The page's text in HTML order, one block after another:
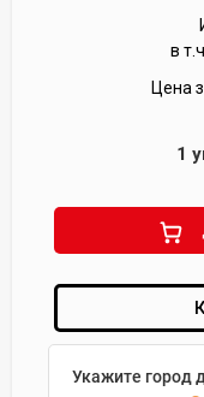
в
Цена
1
Укажите город